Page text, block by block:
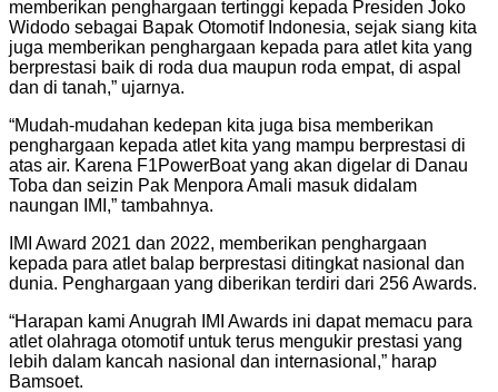
memberikan penghargaan tertinggi kepada Presiden Joko
Widodo sebagai Bapak Otomotif Indonesia, sejak siang kita
juga memberikan penghargaan kepada para atlet kita yang
berprestasi baik di roda dua maupun roda empat, di aspal
dan di tanah,” ujarnya.
“Mudah-mudahan kedepan kita juga bisa memberikan
penghargaan kepada atlet kita yang mampu berprestasi di
atas air. Karena F1PowerBoat yang akan digelar di Danau
Toba dan seizin Pak Menpora Amali masuk didalam
naungan IMI,” tambahnya.
IMI Award 2021 dan 2022, memberikan penghargaan
kepada para atlet balap berprestasi ditingkat nasional dan
dunia. Penghargaan yang diberikan terdiri dari 256 Awards.
“Harapan kami Anugrah IMI Awards ini dapat memacu para
atlet olahraga otomotif untuk terus mengukir prestasi yang
lebih dalam kancah nasional dan internasional,” harap
Bamsoet.